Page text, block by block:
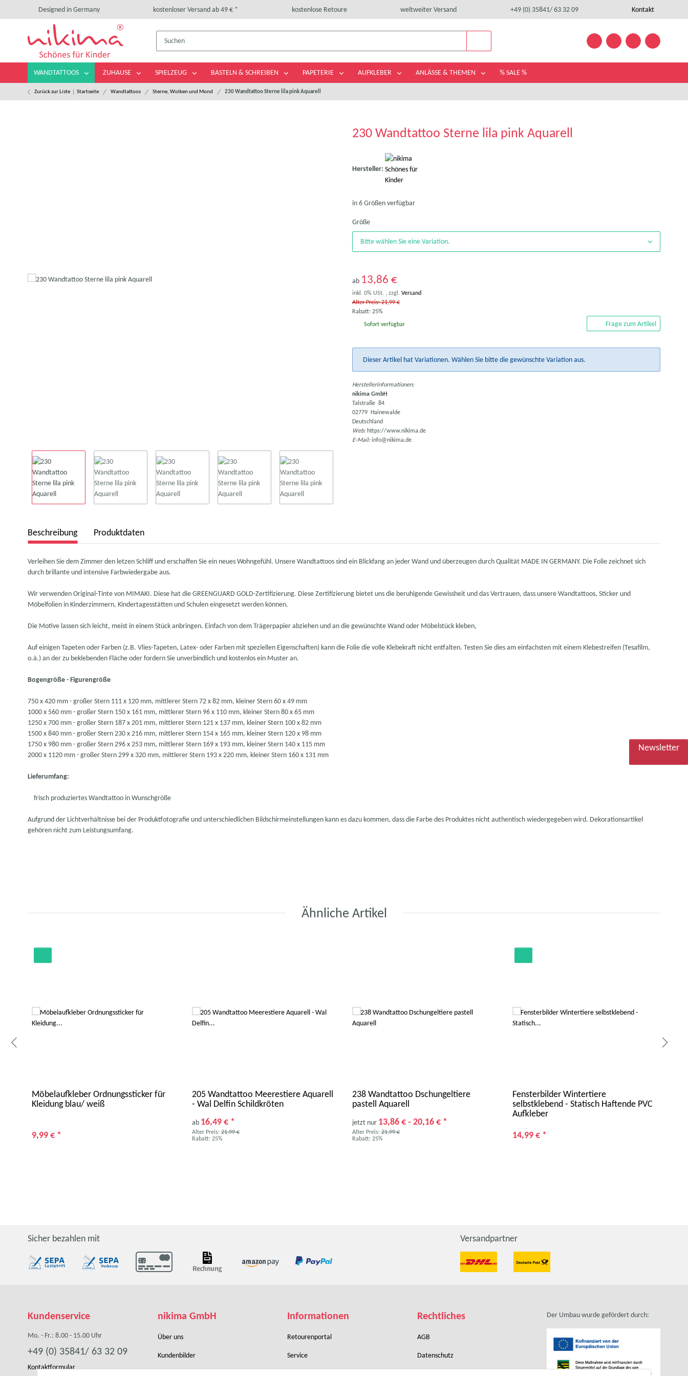
Designed in Germany kostenloser Versand ab 49 € * kostenlose Retoure weltweiter Versand +49 (0) 35841/ 63 32 09 Kontakt
WANDTATTOOS ZUHAUSE SPIELZEUG BASTELN & SCHREIBEN PAPETERIE AUFKLEBER ANLÄSSE & THEMEN % SALE %
Zurück zur Liste Startseite Wandtattoos Sterne, Wolken und Mond 230 Wandtattoo Sterne lila pink Aquarell
230 Wandtattoo Sterne lila pink Aquarell
Hersteller:
in 6 Größen verfügbar
Größe
Bitte wählen Sie eine Variation.
ab 13,86 €
inkl. 0% USt. , zzgl. Versand
Alter Preis: 21,99 €
Rabatt: 25%
Sofort verfügbar
Frage zum Artikel
xDieser Artikel hat Variationen. Wählen Sie bitte die gewünschte Variation aus.
Herstellerinformationen:
nikima GmbH
Talstraße 84
02779 Hainewalde
Deutschland
Web:https://www.nikima.de
E-Mail:info@nikima.de
Beschreibung Produktdaten
Verleihen Sie dem Zimmer den letzen Schliff und erschaffen Sie ein neues Wohngefühl. Unsere Wandtattoos sind ein Blickfang an jeder Wand und überzeugen durch Qualität MADE IN GERMANY. Die Folie zeichnet sich
durch brillante und intensive Farbwiedergabe aus.
Wir verwenden Original-Tinte von MIMAKI. Diese hat die GREENGUARD GOLD-Zertifizierung. Diese Zertifizierung bietet uns die beruhigende Gewissheit und das Vertrauen, dass unsere Wandtattoos, Sticker und
Möbelfolien in Kinderzimmern, Kindertagesstätten und Schulen eingesetzt werden können.
Die Motive lassen sich leicht, meist in einem Stück anbringen. Einfach von dem Trägerpapier abziehen und an die gewünschte Wand oder Möbelstück kleben,
Auf einigen Tapeten oder Farben (z.B. Vlies-Tapeten, Latex- oder Farben mit speziellen Eigenschaften) kann die Folie die volle Klebekraft nicht entfalten. Testen Sie dies am einfachsten mit einem Klebestreifen (Tesafilm,
o.ä.) an der zu beklebenden Fläche oder fordern Sie unverbindlich und kostenlos ein Muster an.
Bogengröße - Figurengröße
750 x 420 mm - großer Stern 111 x 120 mm, mittlerer Stern 72 x 82 mm, kleiner Stern 60 x 49 mm
1000 x 560 mm - großer Stern 150 x 161 mm, mittlerer Stern 96 x 110 mm, kleiner Stern 80 x 65 mm
1250 x 700 mm - großer Stern 187 x 201 mm, mittlerer Stern 121 x 137 mm, kleiner Stern 100 x 82 mm
1500 x 840 mm - großer Stern 230 x 216 mm, mittlerer Stern 154 x 165 mm, kleiner Stern 120 x 98 mm
1750 x 980 mm - großer Stern 296 x 253 mm, mittlerer Stern 169 x 193 mm, kleiner Stern 140 x 115 mm
2000 x 1120 mm - großer Stern 299 x 320 mm, mittlerer Stern 193 x 220 mm, kleiner Stern 160 x 131 mm
Lieferumfang:
frisch produziertes Wandtattoo in Wunschgröße
Aufgrund der Lichtverhältnisse bei der Produktfotografie und unterschiedlichen Bildschirmeinstellungen kann es dazu kommen, dass die Farbe des Produktes nicht authentisch wiedergegeben wird. Dekorationsartikel
gehören nicht zum Leistungsumfang.
Ähnliche Artikel
Möbelaufkleber Ordnungssticker für
Kleidung blau/ weiß
9,99 € *
205 Wandtattoo Meerestiere Aquarell
- Wal Delfin Schildkröten
ab 16,49 € *
Alter Preis: 21,99 €
Rabatt: 25%
238 Wandtattoo Dschungeltiere
pastell Aquarell
jetzt nur 13,86 € - 20,16 € *
Alter Preis: 21,99 €
Rabatt: 25%
Fensterbilder Wintertiere
selbstklebend - Statisch Haftende PVC
Aufkleber
14,99 € *
Sicher bezahlen mit Versandpartner
Kundenservice
Mo. - Fr.: 8.00 - 15.00 Uhr
+49 (0) 35841/ 63 32 09
Kontaktformular
nikima GmbH
Über uns
Kundenbilder
Informationen
Retourenportal
Service
Rechtliches
AGB
Datenschutz
Der Umbau wurde gefördert durch:
Newsletter